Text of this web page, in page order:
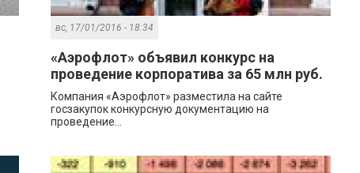
вс, 17/01/2016 - 18:34
«Аэрофлот» объявил конкурс на
проведение корпоратива за 65 млн руб.
Компания «Аэрофлот» разместила на сайте
госзакупок конкурсную документацию на
проведение...